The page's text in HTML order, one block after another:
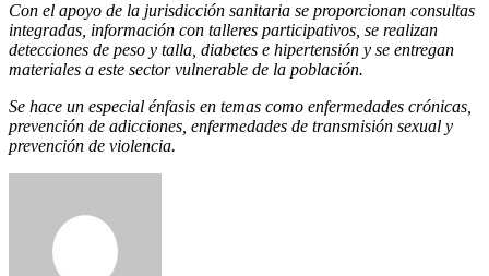
Con el apoyo de la jurisdicción sanitaria se proporcionan consultas
integradas, información con talleres participativos, se realizan
detecciones de peso y talla, diabetes e hipertensión y se entregan
materiales a este sector vulnerable de la población.
Se hace un especial énfasis en temas como enfermedades crónicas,
prevención de adicciones, enfermedades de transmisión sexual y
prevención de violencia.